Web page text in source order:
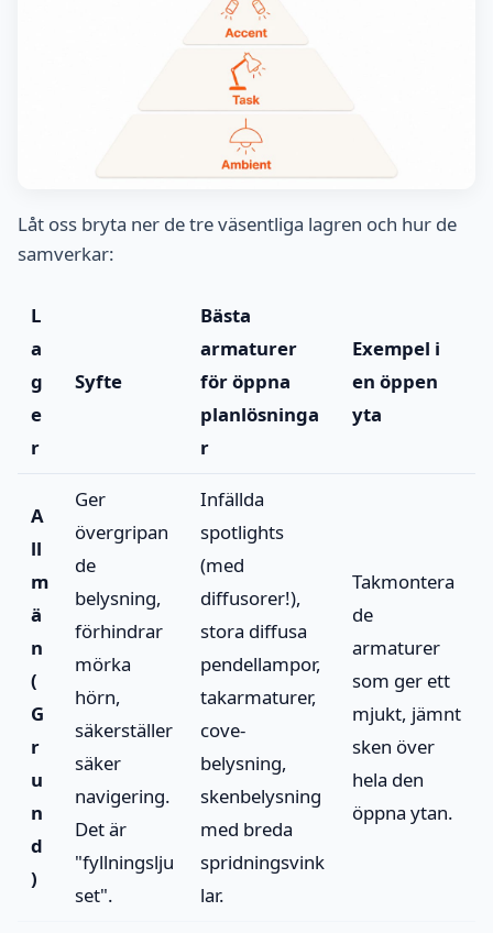
Låt oss bryta ner de tre väsentliga lagren och hur de
samverkar:
L
a
g
e
r
Syfte
Bästa
armaturer
för öppna
planlösninga
r
Exempel i
en öppen
yta
A
ll
m
ä
n
(
G
r
u
n
d
)
Ger
övergripan
de
belysning,
förhindrar
mörka
hörn,
säkerställer
säker
navigering.
Det är
"fyllningslju
set".
Infällda
spotlights
(med
diffusorer!),
stora diffusa
pendellampor,
takarmaturer,
cove-
belysning,
skenbelysning
med breda
spridningsvink
lar.
Takmontera
de
armaturer
som ger ett
mjukt, jämnt
sken över
hela den
öppna ytan.